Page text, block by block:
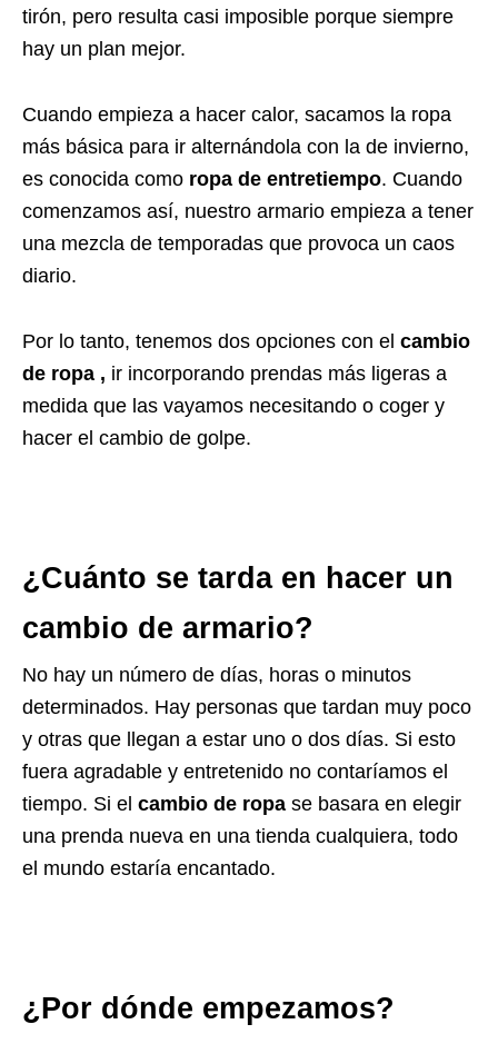
tirón, pero resulta casi imposible porque siempre
hay un plan mejor.
Cuando empieza a hacer calor, sacamos la ropa
más básica para ir alternándola con la de invierno,
es conocida como ropa de entretiempo. Cuando
comenzamos así, nuestro armario empieza a tener
una mezcla de temporadas que provoca un caos
diario.
Por lo tanto, tenemos dos opciones con el cambio
de ropa , ir incorporando prendas más ligeras a
medida que las vayamos necesitando o coger y
hacer el cambio de golpe.
¿Cuánto se tarda en hacer un
cambio de armario?
No hay un número de días, horas o minutos
determinados. Hay personas que tardan muy poco
y otras que llegan a estar uno o dos días. Si esto
fuera agradable y entretenido no contaríamos el
tiempo. Si el cambio de ropa se basara en elegir
una prenda nueva en una tienda cualquiera, todo
el mundo estaría encantado.
¿Por dónde empezamos?